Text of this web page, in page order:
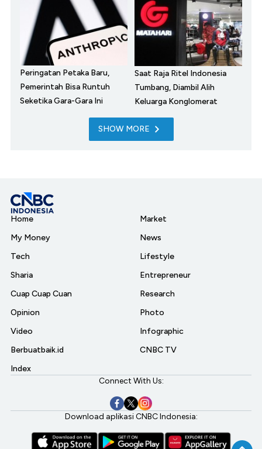
Peringatan Petaka Baru,
Pemerintah Bisa Runtuh
Seketika Gara-Gara Ini
Saat Raja Ritel Indonesia
Tumbang, Diambil Alih
Keluarga Konglomerat
SHOW MORE
Home
My Money
Tech
Sharia
Cuap Cuap Cuan
Opinion
Video
Berbuatbaik.id
Index
Market
News
Lifestyle
Entrepreneur
Research
Photo
Infographic
CNBC TV
Connect With Us:
Download aplikasi CNBC Indonesia: